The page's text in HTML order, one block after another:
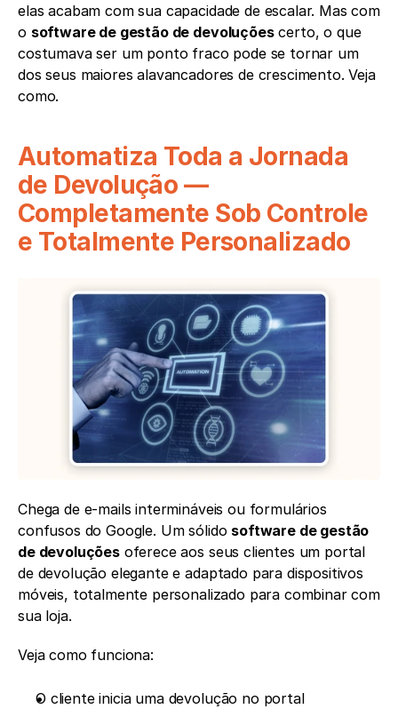
elas acabam com sua capacidade de escalar. Mas com
o software de gestão de devoluções certo, o que
costumava ser um ponto fraco pode se tornar um
dos seus maiores alavancadores de crescimento. Veja
como.
Automatiza Toda a Jornada
de Devolução —
Completamente Sob Controle
e Totalmente Personalizado
Chega de e-mails intermináveis ou formulários
confusos do Google. Um sólido software de gestão
de devoluções oferece aos seus clientes um portal
de devolução elegante e adaptado para dispositivos
móveis, totalmente personalizado para combinar com
sua loja.
Veja como funciona:
O cliente inicia uma devolução no portal